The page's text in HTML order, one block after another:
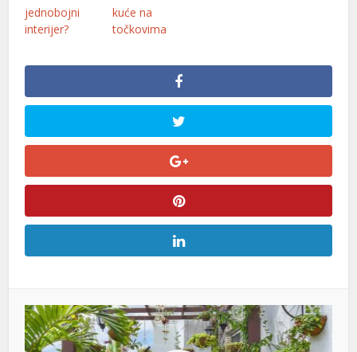
jednobojni
interijer?
kuće na
točkovima